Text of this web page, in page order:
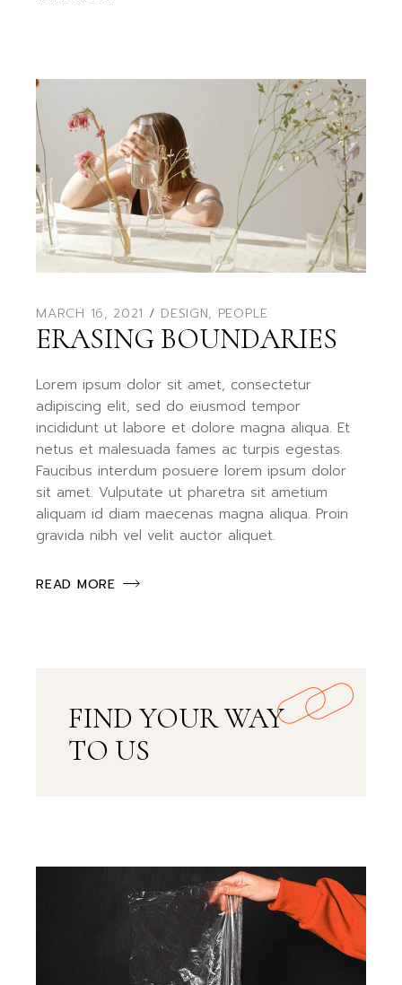
MARCH 16, 2021 DESIGN, PEOPLE
ERASING BOUNDARIES
Lorem ipsum dolor sit amet, consectetur
adipiscing elit, sed do eiusmod tempor
incididunt ut labore et dolore magna aliqua. Et
netus et malesuada fames ac turpis egestas.
Faucibus interdum posuere lorem ipsum dolor
sit amet. Vulputate ut pharetra sit ametium
aliquam id diam maecenas magna aliqua. Proin
gravida nibh vel velit auctor aliquet.
READ MORE
FIND YOUR WAY
TO US